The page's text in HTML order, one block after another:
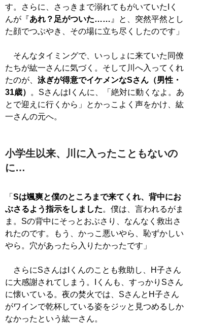
す。さらに、さっきまで溺れてもがいていたIく
んが『あれ？足がついた…… 』と、突然平然とし
た顔でつぶやき、その場に立ち尽くしたのです」
そんなタイミングで、いっしょに来ていた同僚
たちが紘一さんに気づく。そして川へ入ってくれ
たのが、 泳ぎが得意でイケメンなSさん（男性・
31歳）
。SさんはIくんに、「絶対に動くなよ。あ
とで迎えに行くから」とかっこよく声をかけ、紘
一さんの元へ。
小学生以来、川に入ったこともないの
に…
「 Sは颯爽と僕のところまで来てくれ、背中にお
ぶさるよう指示をしました。僕は、言われるがま
ま。Sの背中にそっとおぶさり、なんなく救出さ
れたのです。もう、かっこ悪いやら、恥ずかしい
やら。穴があったら入りたかったです」
さらにSさんはIくんのことも救助し、H子さん
に大感謝されてしまう。Iくんも、すっかりSさん
に懐いている。夜の焚火では、SさんとH子さん
がワインで乾杯している姿をジッと見つめるしか
なかったという紘一さん。